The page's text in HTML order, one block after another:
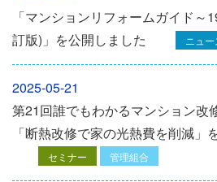
「マンションリフォームガイド～
訂版)」を公開しました
ニュー
2025-05-21
第21回誰でもわかるマンション改
「断熱改修で家の光熱費を削減」
セミナー 管理組合